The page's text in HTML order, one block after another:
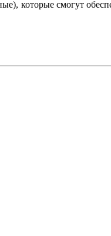
которые смогут